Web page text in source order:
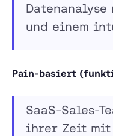
und einem
Pain-basiert
SaaS-Sales-
ihrer Zeit mit